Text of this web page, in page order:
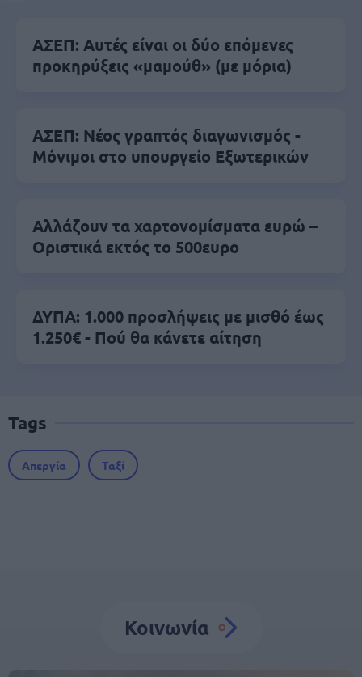
ΑΣΕΠ: Αυτές είναι οι δύο επόμενες
προκηρύξεις «μαμούθ» (με μόρια)
ΑΣΕΠ: Νέος γραπτός διαγωνισμός -
Μόνιμοι στο υπουργείο Εξωτερικών
Αλλάζουν τα χαρτονομίσματα ευρώ –
Οριστικά εκτός το 500ευρο
ΔΥΠΑ: 1.000 προσλήψεις με μισθό έως
1.250€ - Πού θα κάνετε αίτηση
Tags
Απεργία Ταξί
Κοινωνία